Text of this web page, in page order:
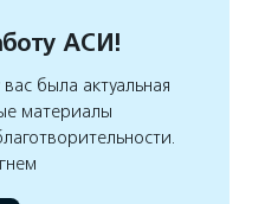
АСИ!
была актуальная
материалы